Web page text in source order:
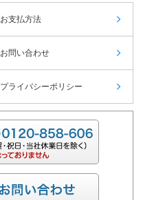
お支払方法
お問い合わせ
プライバシーポリシー